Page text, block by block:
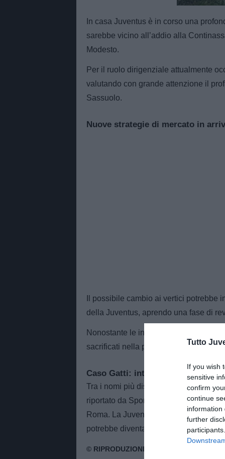
Tutto
If you wish
sensitive
confirm
continue
information
further
In casa Juventus è in corso una
sarebbe vicino all’addio alla
Modesto.
Per il ruolo dirigenziale attualmente
valutando con grande attenzione il
Sassuolo.
Nuove strategie di mercato in
Il possibile cambio ai vertici potrebbe
della Juventus, aprendo una fase di
Nonostante le incertezze, una cosa
sacrificati nella prossima sessione di
Caso Gatti: interesse di Napoli e
Tra i nomi più discussi figura quello di
riportato da SportMediaset, sarebbe
Roma. La Juventus valuta il cartellino
potrebbe diventare centrale nelle